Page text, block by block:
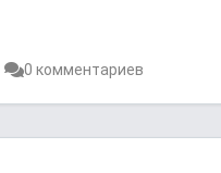
0 комментариев